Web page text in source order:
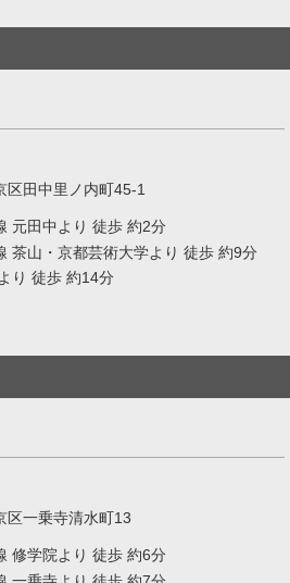
区田中里ノ内町45-1
元田中より 徒歩 約2分
茶山・京都芸術大学より 徒歩 約9分
り 徒歩 約14分
区一乗寺清水町13
修学院より 徒歩 約6分